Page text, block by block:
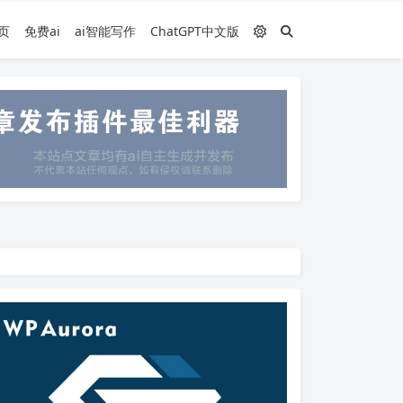
免费ai ai智能写作 ChatGPT中文版